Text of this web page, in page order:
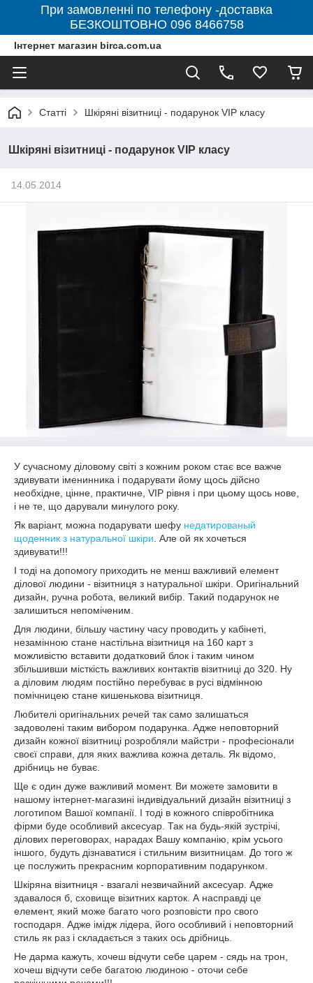
При замовленні по телефону -доставка
БЕЗКОШТОВНО 096 8466758
Інтернет магазин birca.com.ua
Статті Шкіряні візитниці - подарунок VIP класу
Шкіряні візитниці - подарунок VIP класу
14.05.2014
У сучасному діловому світі з кожним роком стає все важче
здивувати іменинника і подарувати йому щось дійсно
необхідне, цінне, практичне, VIP рівня і при цьому щось нове,
і не те, що дарували минулого року.
Як варіант, можна подарувати шефу недатированый
щоденник з натуральної шкіри . Але ой як хочеться
здивувати!!!
І тоді на допомогу приходить не менш важливий елемент
ділової людини - візитниця з натуральної шкіри. Оригінальний
дизайн, ручна робота, великий вибір. Такий подарунок не
залишиться непоміченим.
Для людини, більшу частину часу проводить у кабінеті,
незамінною стане настільна візитниця на 160 карт з
можливістю вставити додатковий блок і таким чином
збільшивши місткість важливих контактів візитниці до 320. Ну
а діловим людям постійно перебуває в русі відмінною
помічницею стане кишенькова візитниця.
Любителі оригінальних речей так само залишаться
задоволені таким вибором подарунка. Адже неповторний
дизайн кожної візитниці розробляли майстри - професіонали
своєї справи, для яких важлива кожна деталь. Як відомо,
дрібниць не буває.
Ще є один дуже важливий момент. Ви можете замовити в
нашому інтернет-магазині індивідуальний дизайн візитниці з
логотипом Вашої компанії. І тоді в кожного співробітника
фірми буде особливий аксесуар. Так на будь-якій зустрічі,
ділових переговорах, нарадах Вашу компанію, крім усього
іншого, будуть дізнаватися і стильним визитницам. До того ж
це послужить прекрасним корпоративним подарунком.
Шкіряна візитниця - взагалі незвичайний аксесуар. Адже
здавалося б, сховище візитних карток. А насправді це
елемент, який може багато чого розповісти про свого
господаря. Адже імідж лідера, його особливий і неповторний
стиль як раз і складається з таких ось дрібниць.
Не дарма кажуть, хочеш відчути себе царем - сядь на трон,
хочеш відчути себе багатою людиною - оточи себе